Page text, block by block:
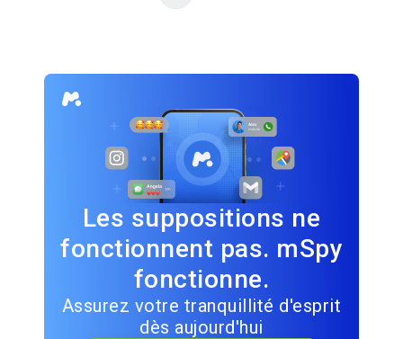
Les suppositions ne
fonctionnent pas. mSpy
fonctionne.
Assurez votre tranquillité d'esprit
dès aujourd'hui